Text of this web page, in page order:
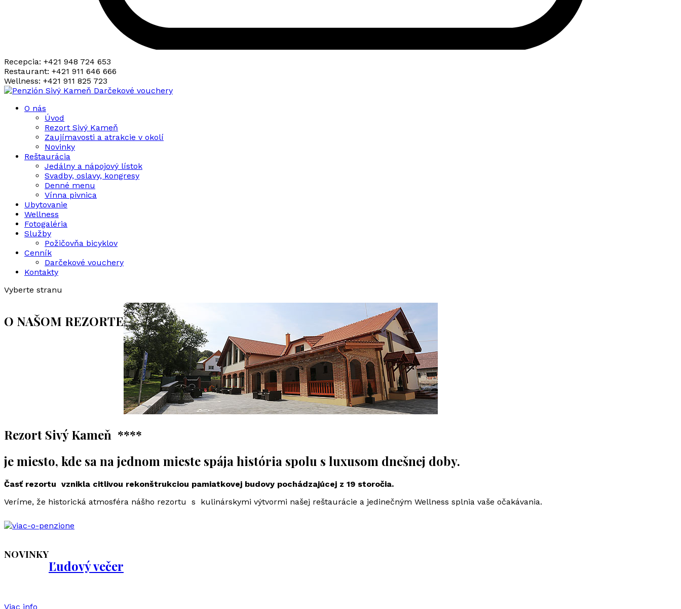
Recepcia: +421 948 724 653
Restaurant: +421 911 646 666
Wellness: +421 911 825 723
Darčekové vouchery
O nás
Úvod
Rezort Sivý Kameň
Zaujímavosti a atrakcie v okolí
Novinky
Reštaurácia
Jedálny a nápojový lístok
Svadby, oslavy, kongresy
Denné menu
Vínna pivnica
Ubytovanie
Wellness
Fotogaléria
Služby
Požičovňa bicyklov
Cenník
Darčekové vouchery
Kontakty
Vyberte stranu
O NAŠOM REZORTE
Rezort Sivý Kameň ****
je miesto, kde sa na jednom mieste spája história spolu s luxusom dnešnej doby.
Časť rezortu vznikla citlivou rekonštrukciou pamiatkovej budovy pochádzajúcej z 19 storočia.
Veríme, že historická atmosféra nášho rezortu s kulinárskymi výtvormi našej reštaurácie a jedinečným Wellness splnia vaše očakávania.
NOVINKY
Ľudový večer
Viac info